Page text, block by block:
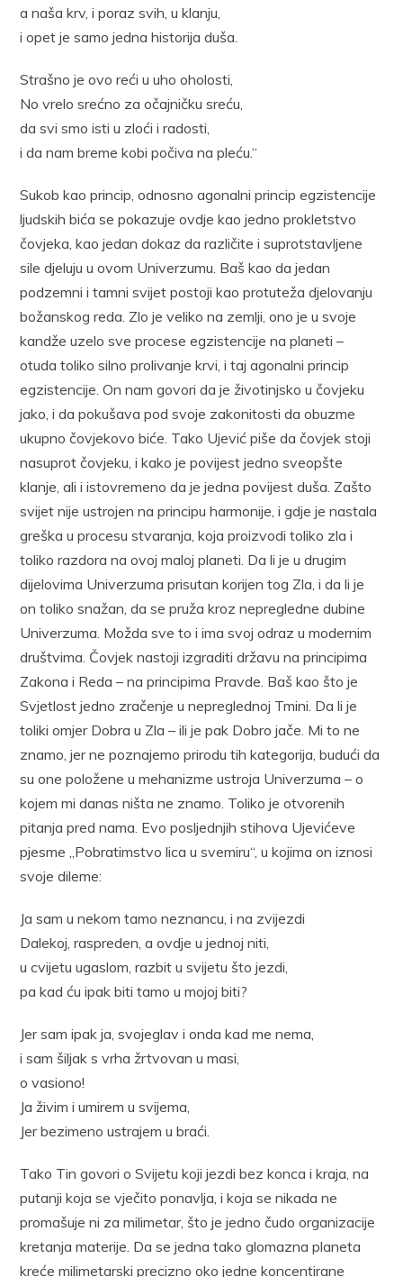
a naša krv, i poraz svih, u klanju,
i opet je samo jedna historija duša.
Strašno je ovo reći u uho oholosti,
No vrelo srećno za očajničku sreću,
da svi smo isti u zloći i radosti,
i da nam breme kobi počiva na pleću.“
Sukob kao princip, odnosno agonalni princip egzistencije
ljudskih bića se pokazuje ovdje kao jedno prokletstvo
čovjeka, kao jedan dokaz da različite i suprotstavljene
sile djeluju u ovom Univerzumu. Baš kao da jedan
podzemni i tamni svijet postoji kao protuteža djelovanju
božanskog reda. Zlo je veliko na zemlji, ono je u svoje
kandže uzelo sve procese egzistencije na planeti –
otuda toliko silno prolivanje krvi, i taj agonalni princip
egzistencije. On nam govori da je životinjsko u čovjeku
jako, i da pokušava pod svoje zakonitosti da obuzme
ukupno čovjekovo biće. Tako Ujević piše da čovjek stoji
nasuprot čovjeku, i kako je povijest jedno sveopšte
klanje, ali i istovremeno da je jedna povijest duša. Zašto
svijet nije ustrojen na principu harmonije, i gdje je nastala
greška u procesu stvaranja, koja proizvodi toliko zla i
toliko razdora na ovoj maloj planeti. Da li je u drugim
dijelovima Univerzuma prisutan korijen tog Zla, i da li je
on toliko snažan, da se pruža kroz nepregledne dubine
Univerzuma. Možda sve to i ima svoj odraz u modernim
društvima. Čovjek nastoji izgraditi državu na principima
Zakona i Reda – na principima Pravde. Baš kao što je
Svjetlost jedno zračenje u nepreglednoj Tmini. Da li je
toliki omjer Dobra u Zla – ili je pak Dobro jače. Mi to ne
znamo, jer ne poznajemo prirodu tih kategorija, budući da
su one položene u mehanizme ustroja Univerzuma – o
kojem mi danas ništa ne znamo. Toliko je otvorenih
pitanja pred nama. Evo posljednjih stihova Ujevićeve
pjesme „Pobratimstvo lica u svemiru“, u kojima on iznosi
svoje dileme:
Ja sam u nekom tamo neznancu, i na zvijezdi
Dalekoj, raspreden, a ovdje u jednoj niti,
u cvijetu ugaslom, razbit u svijetu što jezdi,
pa kad ću ipak biti tamo u mojoj biti?
Jer sam ipak ja, svojeglav i onda kad me nema,
i sam šiljak s vrha žrtvovan u masi,
o vasiono!
Ja živim i umirem u svijema,
Jer bezimeno ustrajem u braći.
Tako Tin govori o Svijetu koji jezdi bez konca i kraja, na
putanji koja se vječito ponavlja, i koja se nikada ne
promašuje ni za milimetar, što je jedno čudo organizacije
kretanja materije. Da se jedna tako glomazna planeta
kreće milimetarski precizno oko jedne koncentirane